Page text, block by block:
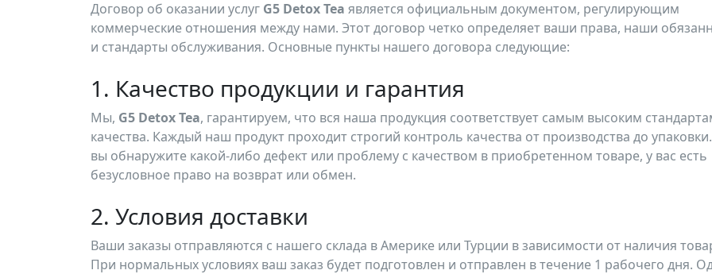
Договор об оказании услуг G5 Detox Tea является официальным документом, регулирующим
коммерческие отношения между нами. Этот договор четко определяет ваши права, наши
и стандарты обслуживания. Основные пункты нашего договора следующие:
1. Качество продукции и гарантия
Мы, G5 Detox Tea, гарантируем, что вся наша продукция соответствует самым высоким
качества. Каждый наш продукт проходит строгий контроль качества от производства до
вы обнаружите какой-либо дефект или проблему с качеством в приобретенном товаре, у вас есть
безусловное право на возврат или обмен.
2. Условия доставки
Ваши заказы отправляются с нашего склада в Америке или Турции в зависимости от наличия
При нормальных условиях ваш заказ будет подготовлен и отправлен в течение 1 рабочего дня.